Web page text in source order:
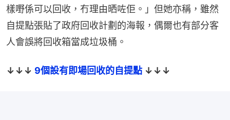
樣嘢係可以回收，冇理由晒咗佢。」但她亦稱，雖然
自提點張貼了政府回收計劃的海報，偶爾也有部分客
人會誤將回收箱當成垃圾桶。
↓↓↓ 9個設有即場回收的自提點 ↓↓↓